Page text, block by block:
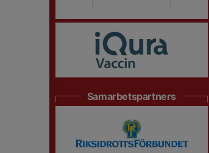
Samarbetspartners